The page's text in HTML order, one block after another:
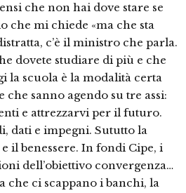
che non hai dove stare se
che mi chiede «ma che sta
c’è il ministro che parla.
dovete studiare di più e che
la scuola è la modalità certa
che sanno agendo su tre assi:
e attrezzarvi per il futuro.
dati e impegni. Sututto la
il benessere. In fondi Cipe, i
dell’obiettivo convergenza…
che ci scappano i banchi, la